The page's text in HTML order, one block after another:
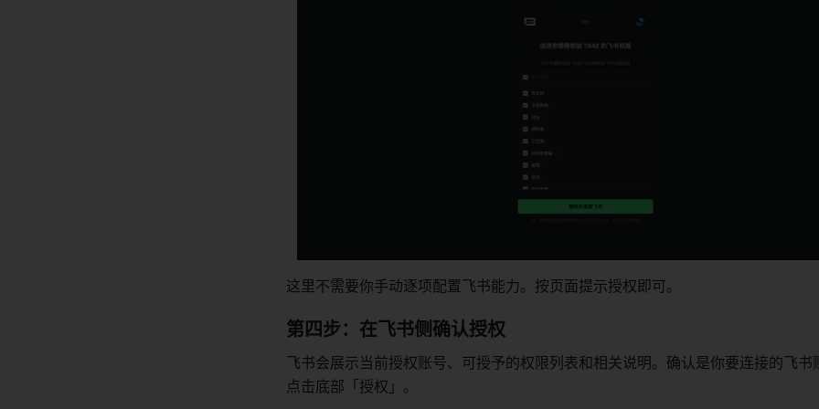
这里不需要你手动逐项配置飞书能力。按页面提示授权即可。
第四步：在飞书侧确认授权
飞书会展示当前授权账号、可授予的权限列表和相关说明。确认是你要连接的飞书
点击底部「授权」。